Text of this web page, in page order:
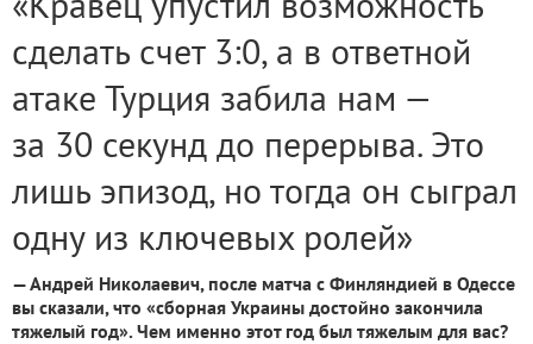
сделать счет 3:0, а в ответной
атаке Турция забила нам —
за 30 секунд до перерыва. Это
лишь эпизод, но тогда он сыграл
одну из ключевых ролей»
— Андрей Николаевич, после матча с Финляндией в Одессе
вы сказали, что «сборная Украины достойно закончила
тяжелый год». Чем именно этот год был тяжелым для вас?